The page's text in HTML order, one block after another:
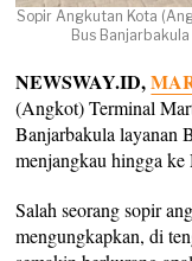
Sopir Angkutan Kota
Bus
NEWSWAY.ID,
(Angkot) Terminal
Banjarbakula layanan
menjangkau hingga
Salah seorang sopir
mengungkapkan, di